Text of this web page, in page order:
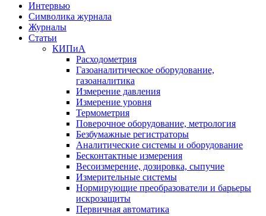
Интервью
Символика журнала
Журналы
Статьи
КИПиА
Расходометрия
Газоаналитическое оборудование,
газоаналитика
Измерение давления
Измерение уровня
Термометрия
Поверочное оборудование, метрология
Безбумажные регистраторы
Аналитические системы и оборудование
Бесконтактные измерения
Весоизмерение, дозировка, сыпучие
Измерительные системы
Нормирующие преобразователи и барьеры
искрозащиты
Первичная автоматика